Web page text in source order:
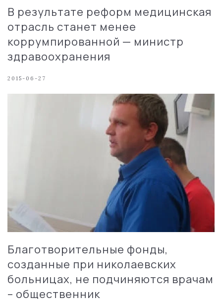
В результате реформ медицинская
отрасль станет менее
коррумпированной — министр
здравоохранения
2015-06-27
Благотворительные фонды,
созданные при николаевских
больницах, не подчиняются врачам
– общественник